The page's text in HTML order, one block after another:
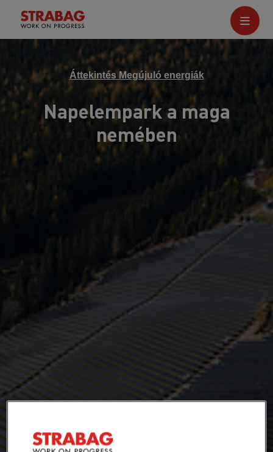
Áttekintés Megújuló energiák
Napelempark a maga
nemében